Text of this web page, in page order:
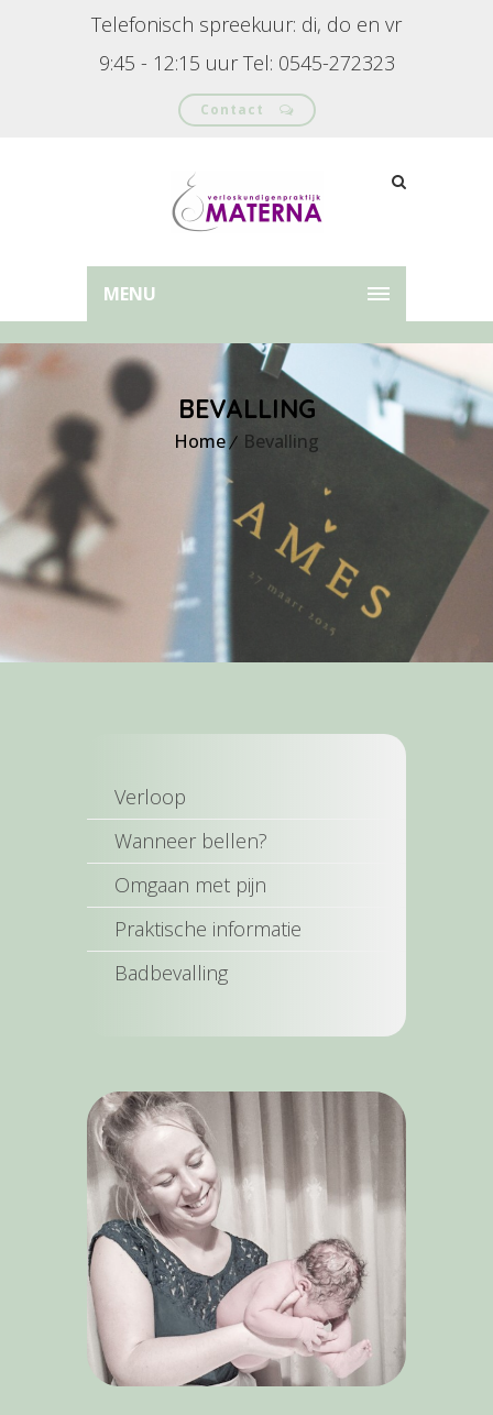
Telefonisch spreekuur: di, do en vr
9:45 - 12:15 uur Tel: 0545-272323
Contact
MENU
BEVALLING
Home Bevalling
Verloop
Wanneer bellen?
Omgaan met pijn
Praktische informatie
Badbevalling